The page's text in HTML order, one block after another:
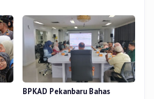
BPKAD Pekanbaru Bahas